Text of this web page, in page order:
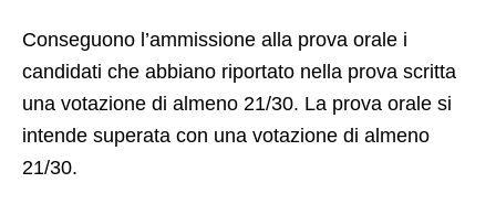
Conseguono l’ammissione alla prova orale i
candidati che abbiano riportato nella prova scritta
una votazione di almeno 21/30. La prova orale si
intende superata con una votazione di almeno
21/30.